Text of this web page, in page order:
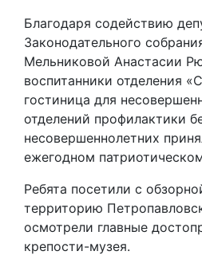
Благодаря содействию
Законодательного
Мельниковой Анастасии
воспитанники отделения
гостиница для
отделений профилактики
несовершеннолетних
ежегодном
Ребята посетили с
территорию
осмотрели главные
крепости-музея.